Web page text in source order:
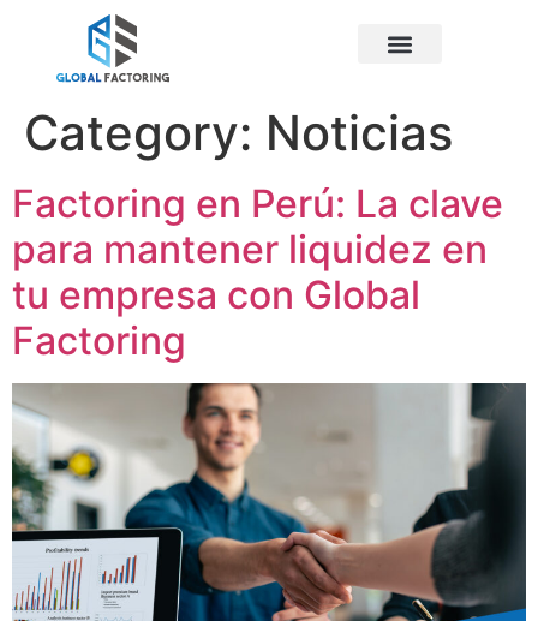
Category: Noticias
Factoring en Perú: La clave
para mantener liquidez en
tu empresa con Global
Factoring